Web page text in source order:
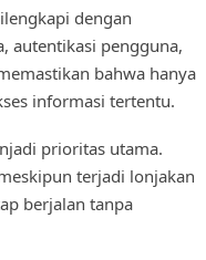
dengan
autentikasi pengguna,
bahwa hanya
informasi tertentu.
prioritas utama.
terjadi lonjakan
berjalan tanpa